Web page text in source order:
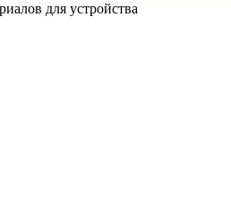
для устройства